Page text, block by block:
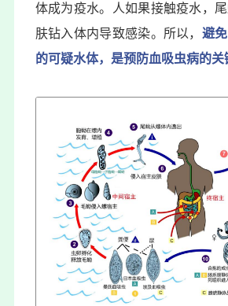
体成为疫水。人如果接触疫水，
肤钻入体内导致感染。所以， 避
的可疑水体，是预防血吸虫病的关